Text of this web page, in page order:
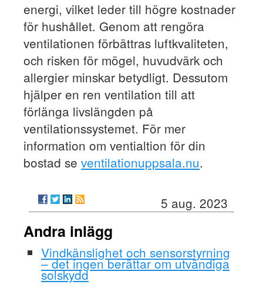
energi, vilket leder till högre kostnader
för hushållet. Genom att rengöra
ventilationen förbättras luftkvaliteten,
och risken för mögel, huvudvärk och
allergier minskar betydligt. Dessutom
hjälper en ren ventilation till att
förlänga livslängden på
ventilationssystemet. För mer
information om ventialtion för din
bostad se ventilationuppsala.nu.
5 aug. 2023
Andra inlägg
Vindkänslighet och sensorstyrning
– det ingen berättar om utvändiga
solskydd